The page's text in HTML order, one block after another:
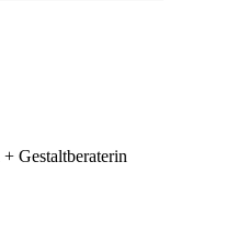
Gestaltberaterin